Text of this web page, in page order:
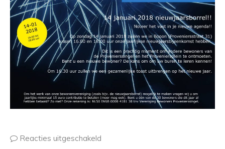
Reacties uitgeschakeld